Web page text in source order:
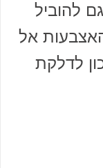
להוביל
אל
לדלקת